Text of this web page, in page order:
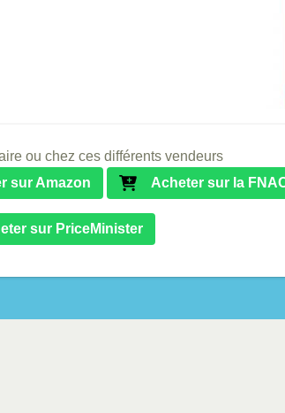
ou chez ces différents vendeurs
sur Amazon Acheter sur la
sur PriceMinister